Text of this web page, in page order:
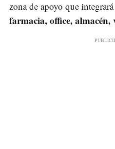
zona de apoyo que integrará
farmacia, office, almacén,